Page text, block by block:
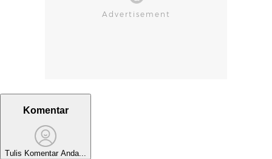
Komentar
Tulis Komentar Anda...